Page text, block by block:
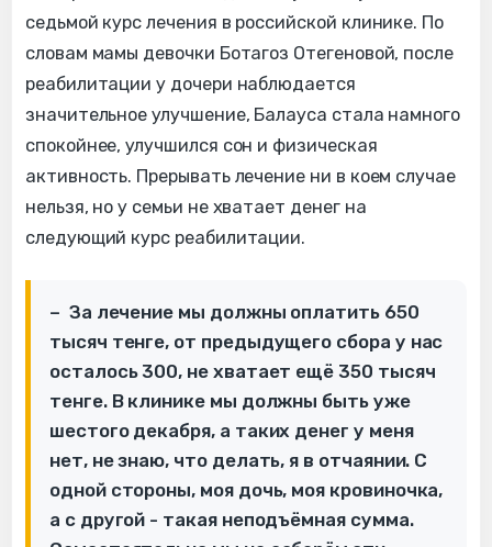
седьмой курс лечения в российской клинике. По
словам мамы девочки Ботагоз Отегеновой, после
реабилитации у дочери наблюдается
значительное улучшение, Балауса стала намного
спокойнее, улучшился сон и физическая
активность. Прерывать лечение ни в коем случае
нельзя, но у семьи не хватает денег на
следующий курс реабилитации.
– За лечение мы должны оплатить 650
тысяч тенге, от предыдущего сбора у нас
осталось 300, не хватает ещё 350 тысяч
тенге. В клинике мы должны быть уже
шестого декабря, а таких денег у меня
нет, не знаю, что делать, я в отчаянии. С
одной стороны, моя дочь, моя кровиночка,
а с другой - такая неподъёмная сумма.